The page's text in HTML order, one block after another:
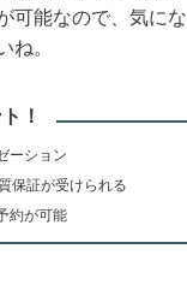
可能なので、気に
ね。
！
ーション
保証が受けられる
約が可能